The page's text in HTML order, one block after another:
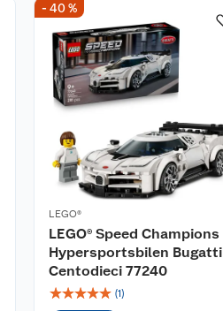
- 40 %
LEGO®
LEGO® Speed Champions
Hypersportsbilen Bugatti
Centodieci 77240
☆☆☆☆☆ (1)